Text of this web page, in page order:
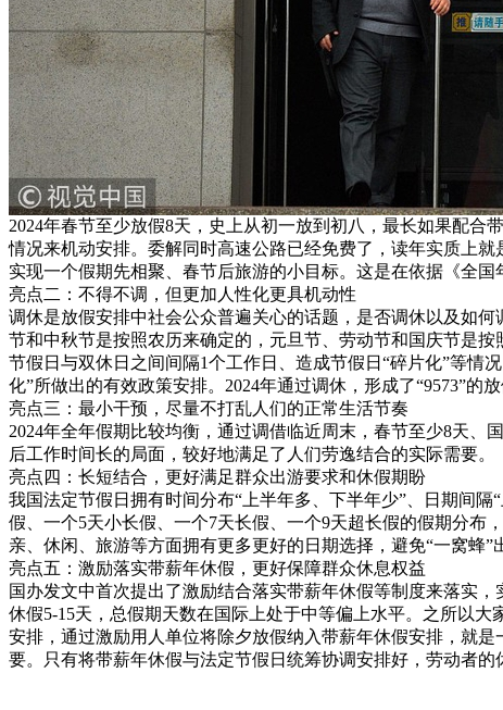
2024年春节至少放假8天，史上从初一放到初八，最长如果配
情况来机动安排。委解同时高速公路已经免费了，读年实质上就
实现一个假期先相聚、春节后旅游的小目标。这是在依据《全
亮点二：不得不调，但更加人性化更具机动性
调休是放假安排中社会公众普遍关心的话题，是否调休以及如
节和中秋节是按照农历来确定的，元旦节、劳动节和国庆节是
节假日与双休日之间间隔1个工作日、造成节假日“碎片化”等情
化”所做出的有效政策安排。2024年通过调休，形成了“9573”的
亮点三：最小干预，尽量不打乱人们的正常生活节奏
2024年全年假期比较均衡，通过调借临近周末，春节至少8天
后工作时间长的局面，较好地满足了人们劳逸结合的实际需要。
亮点四：长短结合，更好满足群众出游要求和休假期盼
我国法定节假日拥有时间分布“上半年多、下半年少”、日期间
假、一个5天小长假、一个7天长假、一个9天超长假的假期分布
亲、休闲、旅游等方面拥有更多更好的日期选择，避免“一窝蜂”
亮点五：激励落实带薪年休假，更好保障群众休息权益
国办发文中首次提出了激励结合落实带薪年休假等制度来落实
休假5-15天，总假期天数在国际上处于中等偏上水平。之所以
安排，通过激励用人单位将除夕放假纳入带薪年休假安排，就
要。只有将带薪年休假与法定节假日统筹协调安排好，劳动者